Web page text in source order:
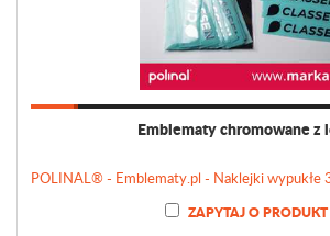
Emblematy chromowane z
ZAPYTAJ O PRODUKT